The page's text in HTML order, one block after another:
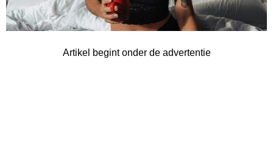
Artikel begint onder de advertentie